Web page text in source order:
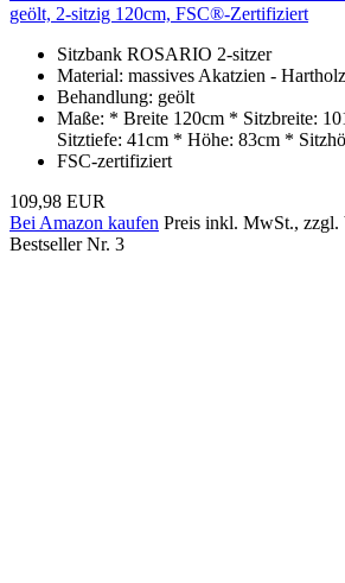
geölt, 2-sitzig 120cm, FSC®-Zertifiziert
Sitzbank ROSARIO 2-sitzer
Material: massives Akatzien - Hartholz
Behandlung: geölt
Maße: * Breite 120cm * Sitzbreite:
Sitztiefe: 41cm * Höhe: 83cm *
FSC-zertifiziert
109,98 EUR
Bei Amazon kaufen Preis inkl. MwSt., zzgl.
Bestseller Nr. 3